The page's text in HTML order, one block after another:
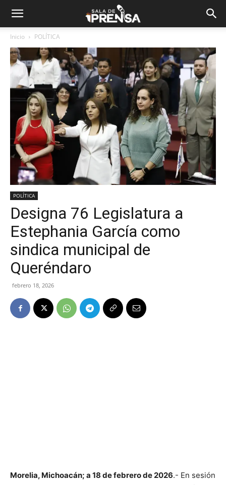
Inicio POLÍTICA
POLÍTICA
Designa 76 Legislatura a
Estephania García como
sindica municipal de
Queréndaro
febrero 18, 2026
Morelia, Michoacán; a 18 de febrero de 2026.- En sesión